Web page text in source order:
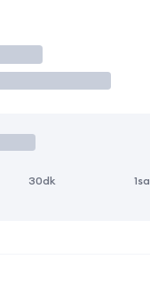
30dk 1sa